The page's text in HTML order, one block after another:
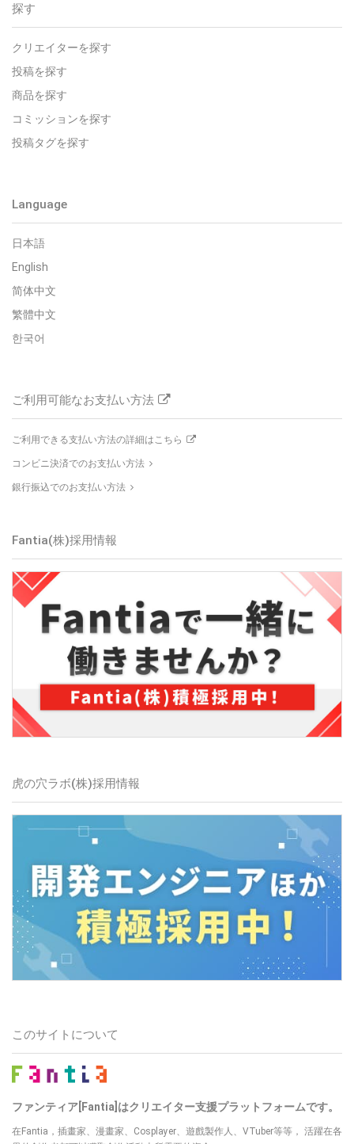
探す
クリエイターを探す
投稿を探す
商品を探す
コミッションを探す
投稿タグを探す
Language
日本語
English
简体中文
繁體中文
한국어
ご利用可能なお支払い方法
ご利用できる支払い方法の詳細はこちら
コンビニ決済でのお支払い方法
銀行振込でのお支払い方法
Fantia(株)採用情報
虎の穴ラボ(株)採用情報
このサイトについて
ファンティア[Fantia]はクリエイター支援プラットフォームです。
在Fantia，插畫家、漫畫家、Cosplayer、遊戲製作人、VTuber等等， 活躍在各